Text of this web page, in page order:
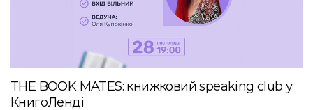
THE BOOK MATES: книжковий speaking club у
КнигоЛенді